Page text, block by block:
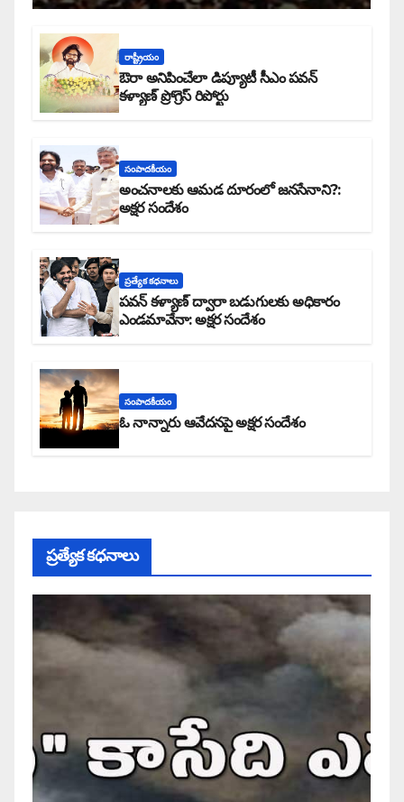
రాష్ట్రీయం
ఔరా అనిపించేలా డిప్యూటీ సీఎం పవన్
కళ్యాణ్ ప్రోగ్రెస్ రిపోర్టు
సంపాదకీయం
అంచనాలకు ఆమడ దూరంలో జనసేనాని?:
అక్షర సందేశం
ప్రత్యేక కధనాలు
పవన్ కళ్యాణ్ ద్వారా బడుగులకు అధికారం
ఎండమావేనా: అక్షర సందేశం
సంపాదకీయం
ఓ నాన్నారు ఆవేదనపై అక్షర సందేశం
ప్రత్యేక కధనాలు